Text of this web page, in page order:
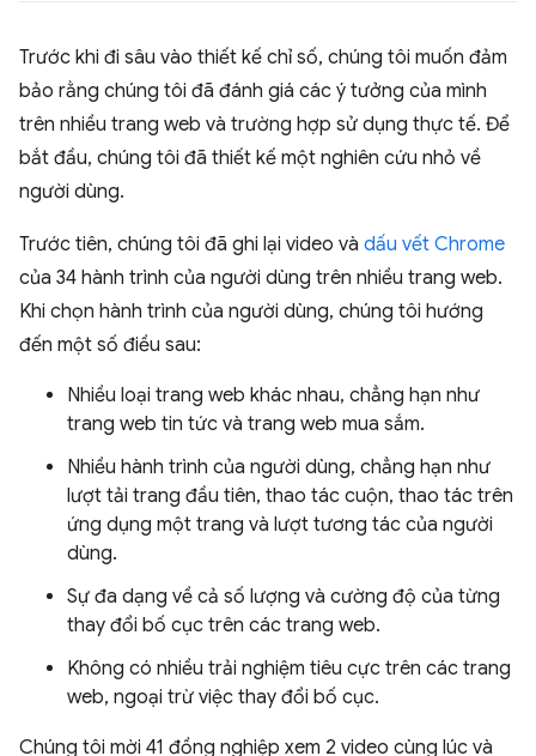
Trước khi đi sâu vào thiết kế chỉ số, chúng tôi muốn đảm
bảo rằng chúng tôi đã đánh giá các ý tưởng của mình
trên nhiều trang web và trường hợp sử dụng thực tế. Để
bắt đầu, chúng tôi đã thiết kế một nghiên cứu nhỏ về
người dùng.
Trước tiên, chúng tôi đã ghi lại video và dấu vết Chrome
của 34 hành trình của người dùng trên nhiều trang web.
Khi chọn hành trình của người dùng, chúng tôi hướng
đến một số điều sau:
Nhiều loại trang web khác nhau, chẳng hạn như
trang web tin tức và trang web mua sắm.
Nhiều hành trình của người dùng, chẳng hạn như
lượt tải trang đầu tiên, thao tác cuộn, thao tác trên
ứng dụng một trang và lượt tương tác của người
dùng.
Sự đa dạng về cả số lượng và cường độ của từng
thay đổi bố cục trên các trang web.
Không có nhiều trải nghiệm tiêu cực trên các trang
web, ngoại trừ việc thay đổi bố cục.
Chúng tôi mời 41 đồng nghiệp xem 2 video cùng lúc và